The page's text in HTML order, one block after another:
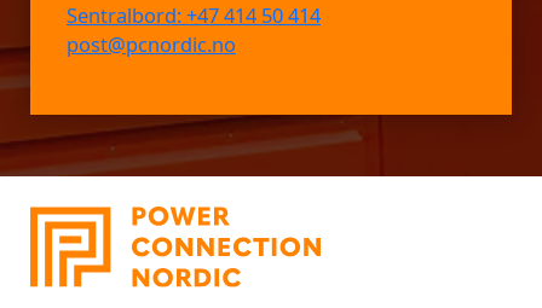
Sentralbord: +47 414 50 414
post@pcnordic.no